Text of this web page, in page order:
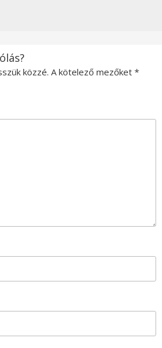
közzé. A kötelező mezőket *